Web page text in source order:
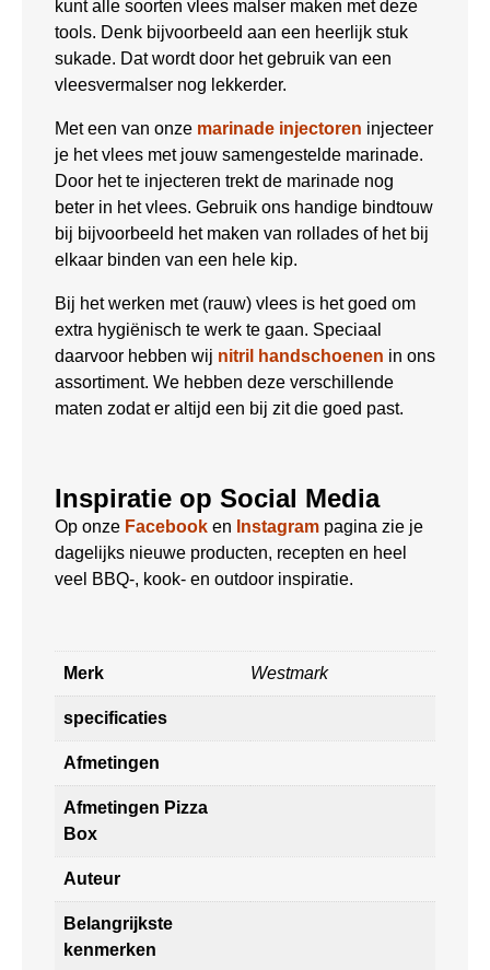
kunt alle soorten vlees malser maken met deze
tools. Denk bijvoorbeeld aan een heerlijk stuk
sukade. Dat wordt door het gebruik van een
vleesvermalser nog lekkerder.
Met een van onze marinade injectoren injecteer
je het vlees met jouw samengestelde marinade.
Door het te injecteren trekt de marinade nog
beter in het vlees. Gebruik ons handige bindtouw
bij bijvoorbeeld het maken van rollades of het bij
elkaar binden van een hele kip.
Bij het werken met (rauw) vlees is het goed om
extra hygiënisch te werk te gaan. Speciaal
daarvoor hebben wij nitril handschoenen in ons
assortiment. We hebben deze verschillende
maten zodat er altijd een bij zit die goed past.
Inspiratie op Social Media
Op onze Facebook en Instagram pagina zie je
dagelijks nieuwe producten, recepten en heel
veel BBQ-, kook- en outdoor inspiratie.
Merk Westmark
specificaties
Afmetingen
Afmetingen Pizza
Box
Auteur
Belangrijkste
kenmerken